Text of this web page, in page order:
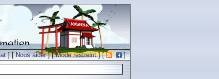
] [Nous aider] [Mode restreint] [ ]